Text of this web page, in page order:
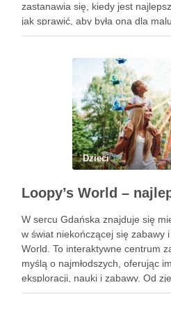
zastanawia się, kiedy jest
jak sprawić, aby była ona dla
doświadczeniem. Na te pytania
Dzieci
W sercu Gdańska znajduje się
w świat niekończącej się zabawy
World. To interaktywne centrum
myślą o najmłodszych, oferując
eksploracji, nauki i zabawy. Od
strefy, Loopy’s World zaspokaja